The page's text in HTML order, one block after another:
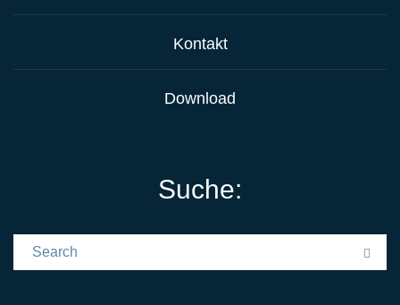
Kontakt
Download
Suche: